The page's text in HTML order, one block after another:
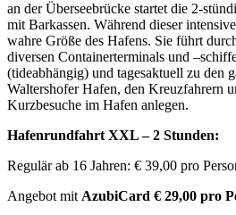
an der Überseebrücke startet die 2-
mit Barkassen. Während dieser
wahre Größe des Hafens. Sie führt
diversen Containerterminals und
(tideabhängig) und tagesaktuell zu den
Waltershofer Hafen, den Kreuzfahrern
Kurzbesuche im Hafen anlegen.
Hafenrundfahrt XXL – 2 Stunden:
Regulär ab 16 Jahren: € 39,00 pro
Angebot mit AzubiCard € 29,00 pro